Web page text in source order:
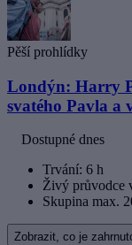
Pěší prohlídky
Londýn: Harry
svatého Pavla a
Dostupné dnes
Trvání: 6 h
Živý průvodce
Skupina max.
Zobrazit, co je